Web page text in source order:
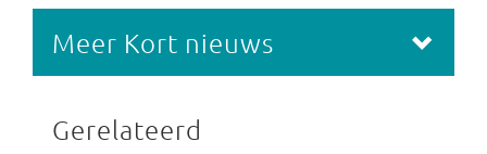
Meer Kort nieuws
Gerelateerd